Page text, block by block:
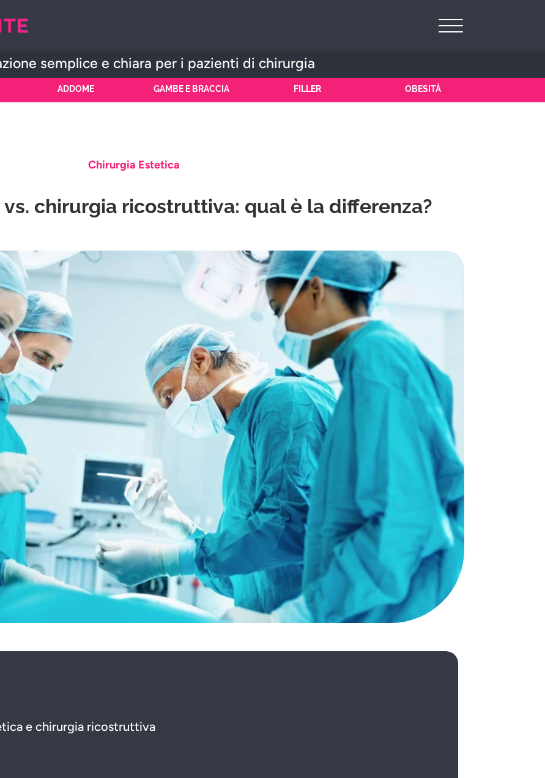
semplice e chiara per i pazienti di chirurgia
ADDOME GAMBE E BRACCIA FILLER OBESITÀ
Chirurgia Estetica
chirurgia ricostruttiva: qual è la differenza?
e chirurgia ricostruttiva